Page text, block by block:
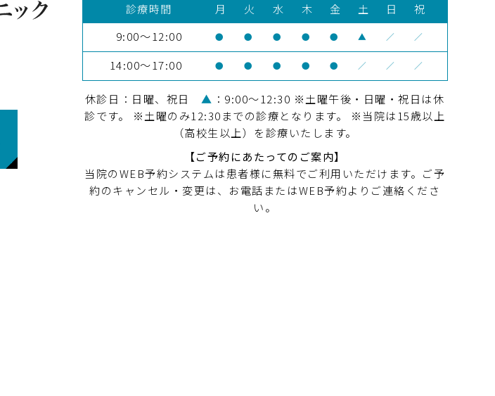
診療時間 月 火 水 木 金 土 日
祝
9:00～12:00
● ● ● ● ● ▲ ／ ／
14:00～17:00 ● ● ● ● ● ／ ／ ／
休診日：日曜、祝日 ▲ ：9:00～12:30 ※土曜午後・日曜・祝日は休
診です。 ※土曜のみ12:30までの診療となります。 ※当院は15歳以上
（高校生以上）を診療いたします。
【ご予約にあたってのご案内】
当院のWEB予約システムは患者様に無料でご利用いただけます。ご予
約のキャンセル・変更は、お電話またはWEB予約よりご連絡くださ
い。